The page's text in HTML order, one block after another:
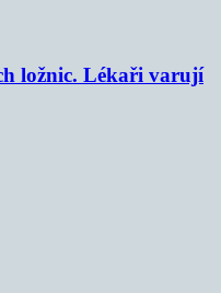
ložnic. Lékaři varují